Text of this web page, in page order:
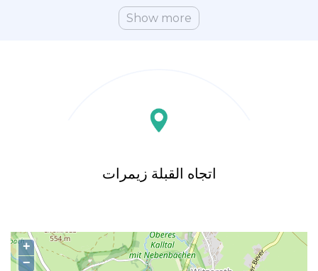
Show more
اتجاه القبلة زیمرات
+
−